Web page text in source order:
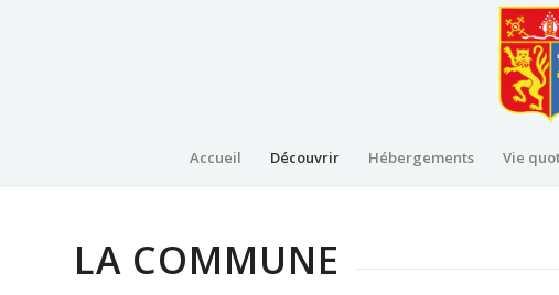
Accueil Découvrir Hébergements Vie
LA COMMUNE